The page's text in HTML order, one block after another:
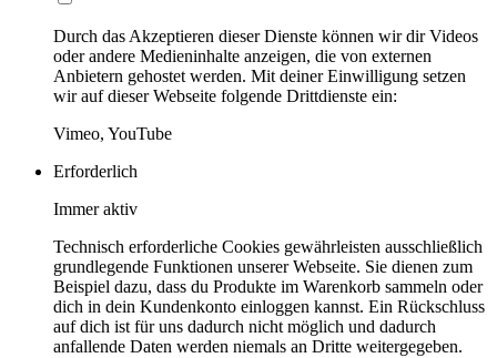
Durch das Akzeptieren dieser Dienste können wir dir Videos
oder andere Medieninhalte anzeigen, die von externen
Anbietern gehostet werden. Mit deiner Einwilligung setzen
wir auf dieser Webseite folgende Drittdienste ein:
Vimeo, YouTube
Erforderlich
Immer aktiv
Technisch erforderliche Cookies gewährleisten ausschließlich
grundlegende Funktionen unserer Webseite. Sie dienen zum
Beispiel dazu, dass du Produkte im Warenkorb sammeln oder
dich in dein Kundenkonto einloggen kannst. Ein Rückschluss
auf dich ist für uns dadurch nicht möglich und dadurch
anfallende Daten werden niemals an Dritte weitergegeben.